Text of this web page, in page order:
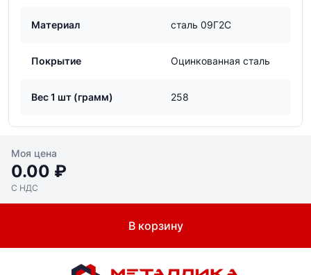
Материал сталь 09Г2С
Покрытие Оцинкованная сталь
Вес 1 шт (грамм) 258
Моя цена
0.00 ₽
С НДС
В корзину